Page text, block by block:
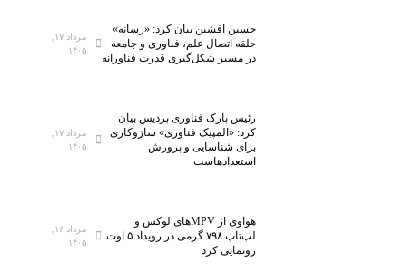
حسین افشین بیان کرد: «رسانه»
حلقه اتصال علم، فناوری و جامعه
در مسیر شکل‌گیری قدرت فناورانه
۱۴۰۵
رئیس پارک فناوری پردیس بیان
کرد: «المپیک فناوری» سازوکاری
برای شناسایی و پرورش
استعدادهاست
۱۴۰۵
هواوی از MPVهای لوکس و
لپ‌تاپ ۷۹۸ گرمی در رویداد ۵ اوت
رونمایی کرد
۱۴۰۵